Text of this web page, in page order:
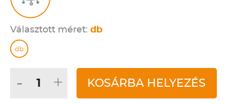
Választott méret: db
db
- + KOSÁRBA HELYEZÉS